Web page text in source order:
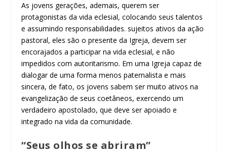
As jovens gerações, ademais, querem ser
protagonistas da vida eclesial, colocando seus talentos
e assumindo responsabilidades. sujeitos ativos da ação
pastoral, eles são o presente da Igreja, devem ser
encorajados a participar na vida eclesial, e não
impedidos com autoritarismo. Em uma Igreja capaz de
dialogar de uma forma menos paternalista e mais
sincera, de fato, os jovens sabem ser muito ativos na
evangelização de seus coetâneos, exercendo um
verdadeiro apostolado, que deve ser apoiado e
integrado na vida da comunidade.
“Seus olhos se abriram”